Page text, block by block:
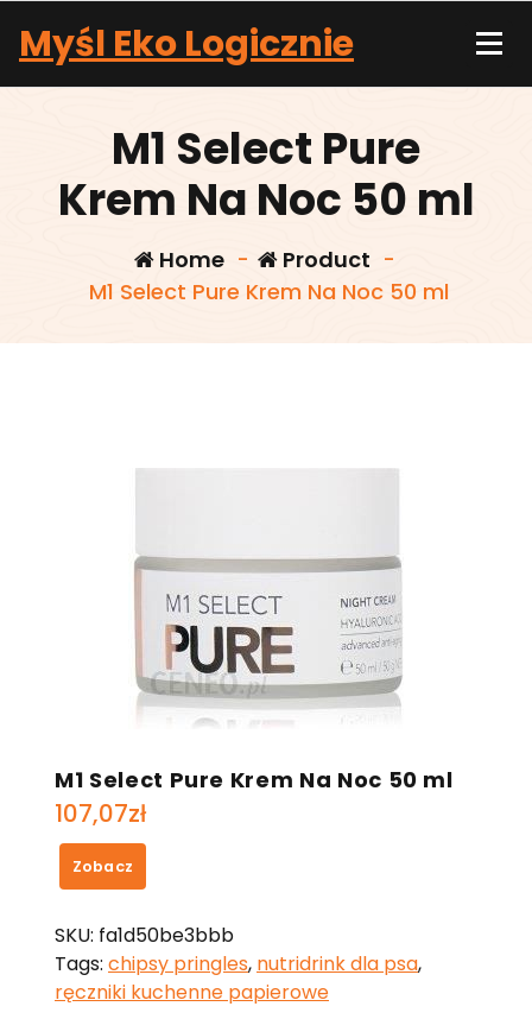
content
Myśl Eko Logicznie
M1 Select Pure
Krem Na Noc 50 ml
Home- Product -
M1 Select Pure Krem Na Noc 50 ml
M1 Select Pure Krem Na Noc 50 ml
107,07zł
Zobacz
SKU: fa1d50be3bbb
Tags: chipsy pringles, nutridrink dla psa,
ręczniki kuchenne papierowe